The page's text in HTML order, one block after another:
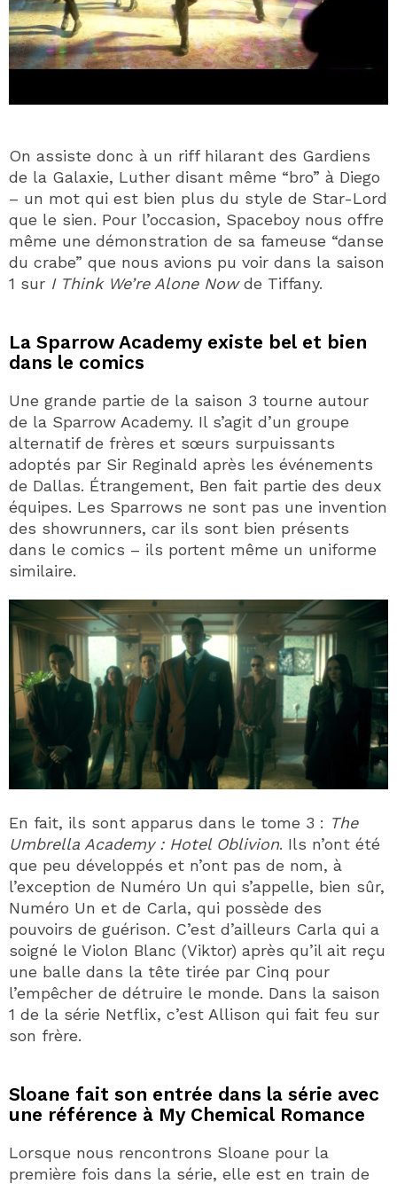
On assiste donc à un riff hilarant des Gardiens
de la Galaxie, Luther disant même “bro” à Diego
– un mot qui est bien plus du style de Star-Lord
que le sien. Pour l’occasion, Spaceboy nous offre
même une démonstration de sa fameuse “danse
du crabe” que nous avions pu voir dans la saison
1 sur I Think We’re Alone Nowde Tiffany.
La Sparrow Academy existe bel et bien
dans le comics
Une grande partie de la saison 3 tourne autour
de la Sparrow Academy. Il s’agit d’un groupe
alternatif de frères et sœurs surpuissants
adoptés par Sir Reginald après les événements
de Dallas. Étrangement, Ben fait partie des deux
équipes. Les Sparrows ne sont pas une invention
des showrunners, car ils sont bien présents
dans le comics – ils portent même un uniforme
similaire.
En fait, ils sont apparus dans le tome 3 : The
Umbrella Academy : Hotel Oblivion. Ils n’ont été
que peu développés et n’ont pas de nom, à
l’exception de Numéro Un qui s’appelle, bien sûr,
Numéro Un et de Carla, qui possède des
pouvoirs de guérison. C’est d’ailleurs Carla qui a
soigné le Violon Blanc (Viktor) après qu’il ait reçu
une balle dans la tête tirée par Cinq pour
l’empêcher de détruire le monde. Dans la saison
1 de la série Netflix, c’est Allison qui fait feu sur
son frère.
Sloane fait son entrée dans la série avec
une référence à My Chemical Romance
Lorsque nous rencontrons Sloane pour la
première fois dans la série, elle est en train de